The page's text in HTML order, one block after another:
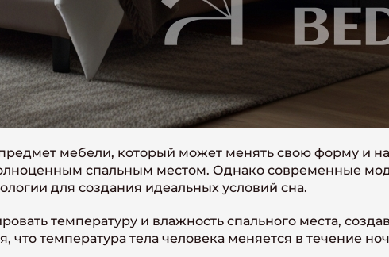
мебели, который может менять свою форму и
спальным местом. Однако современные
для создания идеальных условий сна.
температуру и влажность спального места,
что температура тела человека меняется в течение